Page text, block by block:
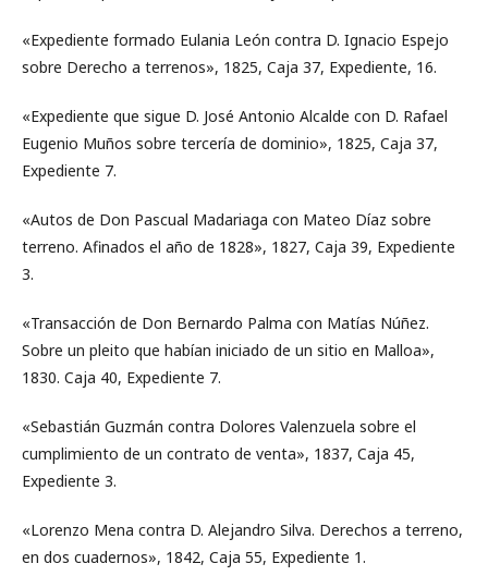
«Expediente formado Eulania León contra D. Ignacio Espejo
sobre Derecho a terrenos», 1825, Caja 37, Expediente, 16.
«Expediente que sigue D. José Antonio Alcalde con D. Rafael
Eugenio Muños sobre tercería de dominio», 1825, Caja 37,
Expediente 7.
«Autos de Don Pascual Madariaga con Mateo Díaz sobre
terreno. Afinados el año de 1828», 1827, Caja 39, Expediente
3.
«Transacción de Don Bernardo Palma con Matías Núñez.
Sobre un pleito que habían iniciado de un sitio en Malloa»,
1830. Caja 40, Expediente 7.
«Sebastián Guzmán contra Dolores Valenzuela sobre el
cumplimiento de un contrato de venta», 1837, Caja 45,
Expediente 3.
«Lorenzo Mena contra D. Alejandro Silva. Derechos a terreno,
en dos cuadernos», 1842, Caja 55, Expediente 1.